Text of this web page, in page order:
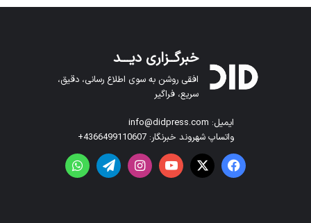
خبرگــزاری دیـــد
افقی روشن به سوی اطلاع رسانی، دقیق،
سریع، فراگیر
ایمیل: info@didpress.com
واتساپ شهروند خبرنگار: 4366499110607+
فیس بوک X یوتیوباینستاگرامتلگرامواتس آپ